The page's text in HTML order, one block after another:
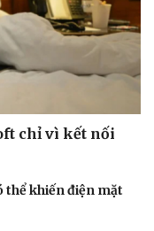
chỉ vì kết nối
thể khiến điện mặt